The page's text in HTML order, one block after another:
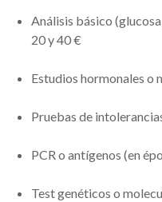
Análisis básico
20 y 40 €
Estudios hormonales o
Pruebas de
PCR o antígenos (en
Test genéticos o